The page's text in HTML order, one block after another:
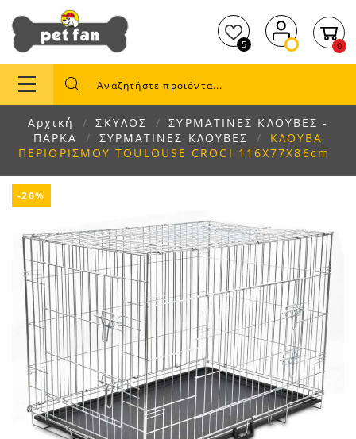
5 0
Αρχική ΣΚΥΛΟΣ
ΣΥΡΜΑΤΙΝΕΣ ΚΛΟΥΒΕΣ -
ΠΑΡΚΑ
ΣΥΡΜΑΤΙΝΕΣ ΚΛΟΥΒΕΣ
ΚΛΟΥΒΑ
ΠΕΡΙΟΡΙΣΜΟΥ TOULOUSE CROCI 116X77X86cm
-20%